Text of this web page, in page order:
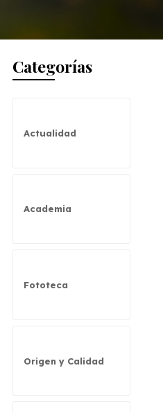
Categorías
Actualidad
Academia
Fototeca
Origen y Calidad